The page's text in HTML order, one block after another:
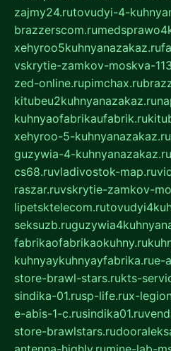
zajmy24.rutovudyi-4-
brazzerscom.ru
xehyroo5kuhnyanazakaz.ru
vskrytie-zamkov-moskva-
zed-online.rupimchax.ru
kitubeu2kuhnyanazakaz.ru
kuhnyaofabrikaufabrik.ru
xehyroo-5-kuhnyanazakaz.ru
guzywia-4-kuhnyanazakaz.ru
cs68.ruvladivostok-map.ru
raszar.ruvskrytie-zamkov-
lipetsktelecom.ru
seksuzb.ru
fabrikaofabrikaokuhny.ru
kuhnyaykuhnyayfabrika.rue-
store-brawl-stars.rukts-
sindika-01.rusp-life.rux-
e-abis-1-c.rusindika01.ru
store-brawlstars.ru